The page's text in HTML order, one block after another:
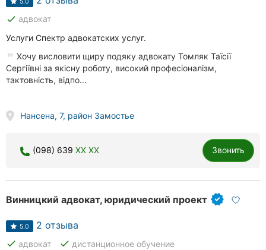
5.0
done адвокат
Услуги Спектр адвокатских услуг.
Хочу висловити щиру подяку адвокату Томляк Таїсії
Сергіївні за якісну роботу, високий професіоналізм,
тактовність, відпо...
Нансена, 7, район Замостье
(098) 639 XX XX Звонить
Винницкий адвокат, юридический проект
5.0 2 отзыва
done адвокат done дистанционное обучение